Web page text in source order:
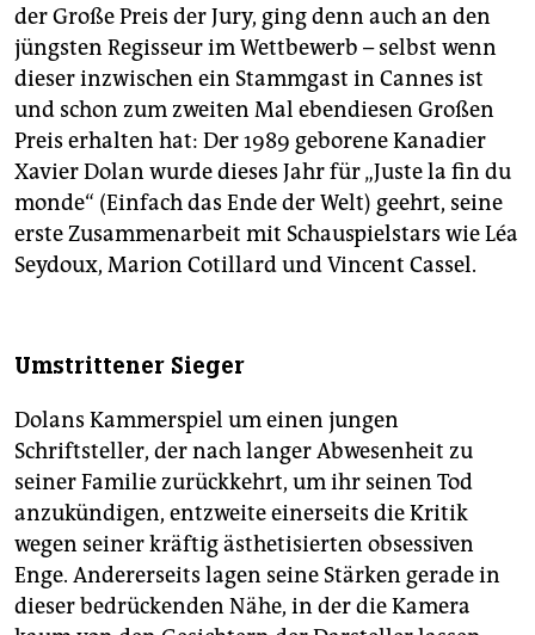
der Große Preis der Jury, ging denn auch an den
jüngsten Regisseur im Wettbewerb – selbst wenn
dieser inzwischen ein Stammgast in Cannes ist
und schon zum zweiten Mal ebendiesen Großen
Preis erhalten hat: Der 1989 geborene Kanadier
Xavier Dolan wurde dieses Jahr für „Juste la fin du
monde“ (Einfach das Ende der Welt) geehrt, seine
erste Zusammenarbeit mit Schauspielstars wie Léa
Seydoux, Marion Cotillard und Vincent Cassel.
Umstrittener Sieger
Dolans Kammerspiel um einen jungen
Schriftsteller, der nach langer Abwesenheit zu
seiner Familie zurückkehrt, um ihr seinen Tod
anzukündigen, entzweite einerseits die Kritik
wegen seiner kräftig ästhetisierten obsessiven
Enge. Andererseits lagen seine Stärken gerade in
dieser bedrückenden Nähe, in der die Kamera